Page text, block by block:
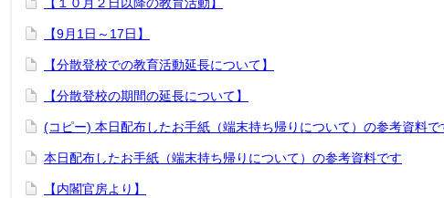
【9月1日～17日】
【分散登校での教育活動延長について】
【分散登校の期間の延長について】
(コピー) 本日配布したお手紙（端末持ち帰りについて）の参考資料で
本日配布したお手紙（端末持ち帰りについて）の参考資料です
【内閣官房より】